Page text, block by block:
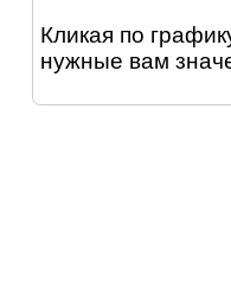
Кликая по
нужные вам